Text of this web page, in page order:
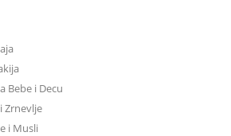
Bebe i Decu
Zrnevlje
i Musli